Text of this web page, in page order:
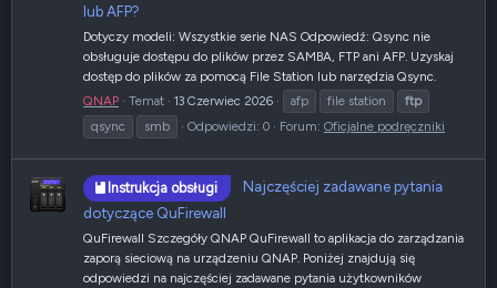
lub AFP?
Dotyczy modeli: Wszystkie serie NAS Odpowiedź: Qsync nie
obsługuje dostępu do plików przez SAMBA, FTP ani AFP. Uzyskaj
dostęp do plików za pomocą File Station lub narzędzia Qsync.
QNAP
Temat 13 Czerwiec 2026 afp file station
ftp
qsync
smb Odpowiedzi: 0 Forum: Oficjalne podręczniki
Instrukcja obsługi
Najczęściej zadawane pytania
dotyczące QuFirewall
QuFirewall Szczegóły QNAP QuFirewall to aplikacja do zarządzania
zaporą sieciową na urządzeniu QNAP. Poniżej znajdują się
odpowiedzi na najczęściej zadawane pytania użytkowników